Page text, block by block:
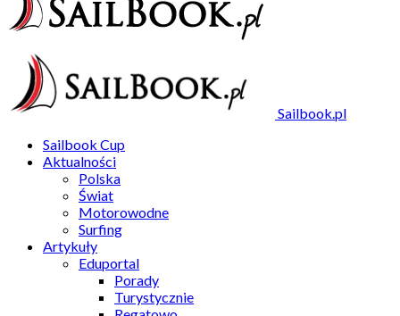
Sailbook.pl
Sailbook Cup
Aktualności
Polska
Świat
Motorowodne
Surfing
Artykuły
Eduportal
Porady
Turystycznie